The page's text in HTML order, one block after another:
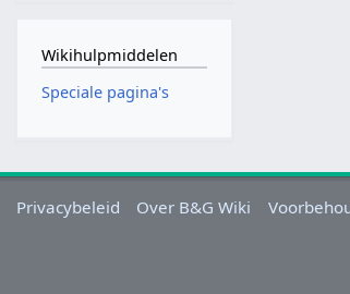
Wikihulpmiddelen
Speciale pagina's
Privacybeleid Over B&G Wiki